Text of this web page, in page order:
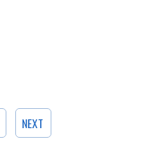
NEXT